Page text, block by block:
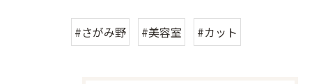
#さがみ野 #美容室 #カット